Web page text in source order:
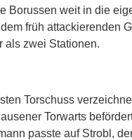
Borussen weit in die
früh attackierenden
als zwei Stationen.
Torschuss
Torwarts
passte auf Strobl,